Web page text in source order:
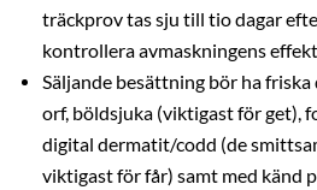
träckprov tas sju till tio dagar
kontrollera avmaskningens
Säljande besättning bör ha
orf, böldsjuka (viktigast för get),
digital dermatit/codd (de
viktigast för får) samt med känd